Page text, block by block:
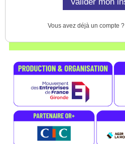
Vous avez déjà un compte ?